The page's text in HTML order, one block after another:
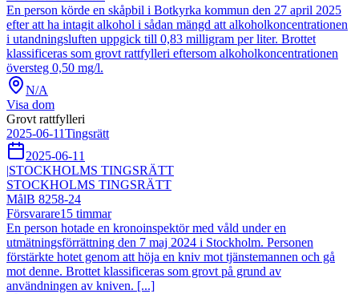
En person körde en skåpbil i Botkyrka kommun den 27 april 2025
efter att ha intagit alkohol i sådan mängd att alkoholkoncentrationen
i utandningsluften uppgick till 0,83 milligram per liter. Brottet
klassificeras som grovt rattfylleri eftersom alkoholkoncentrationen
översteg 0,50 mg/l.
N/A
Visa dom
Grovt rattfylleri
2025-06-11Tingsrätt
2025-06-11
|STOCKHOLMS TINGSRÄTT
STOCKHOLMS TINGSRÄTT
MålB 8258-24
Försvarare15 timmar
En person hotade en kronoinspektör med våld under en
utmätningsförrättning den 7 maj 2024 i Stockholm. Personen
förstärkte hotet genom att höja en kniv mot tjänstemannen och gå
mot denne. Brottet klassificeras som grovt på grund av
användningen av kniven. [...]